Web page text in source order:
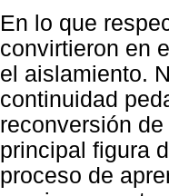
En lo que
convirtieron en
el aislamiento.
continuidad
reconversión
principal figura
proceso de